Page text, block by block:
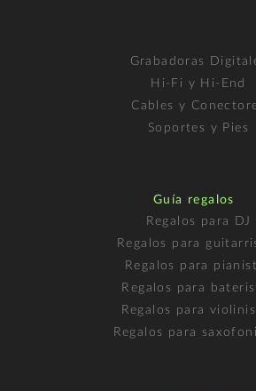
Grabadoras
Hi-Fi y Hi-End
Cables y
Soportes y Pies
Guía regalos
Regalos para DJ
Regalos para
Regalos para
Regalos para
Regalos para
Regalos para